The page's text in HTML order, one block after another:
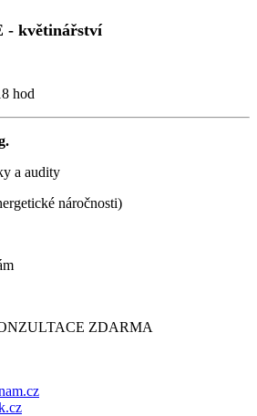
- květinářství
hod
a audity
náročnosti)
ZDARMA